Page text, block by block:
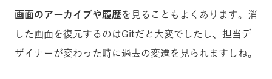
画面のアーカイブや履歴を見ることもよくあります。消
した画面を復元するのはGitだと大変でしたし、担当デ
ザイナーが変わった時に過去の変遷を見られますしね。